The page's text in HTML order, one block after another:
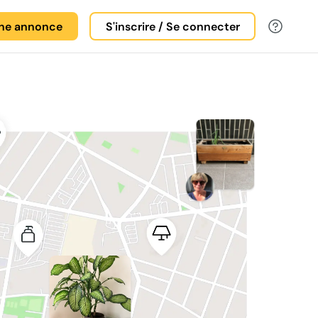
annonce S'inscrire / Se connecter